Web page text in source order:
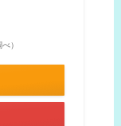
）